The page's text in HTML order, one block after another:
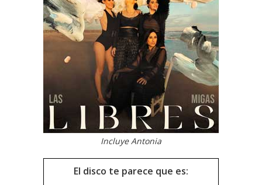
Incluye Antonia
El disco te parece que es: